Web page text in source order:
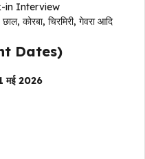
in Interview
कोरबा, चिरमिरी, गेवरा आदि
Dates)
मई 2026